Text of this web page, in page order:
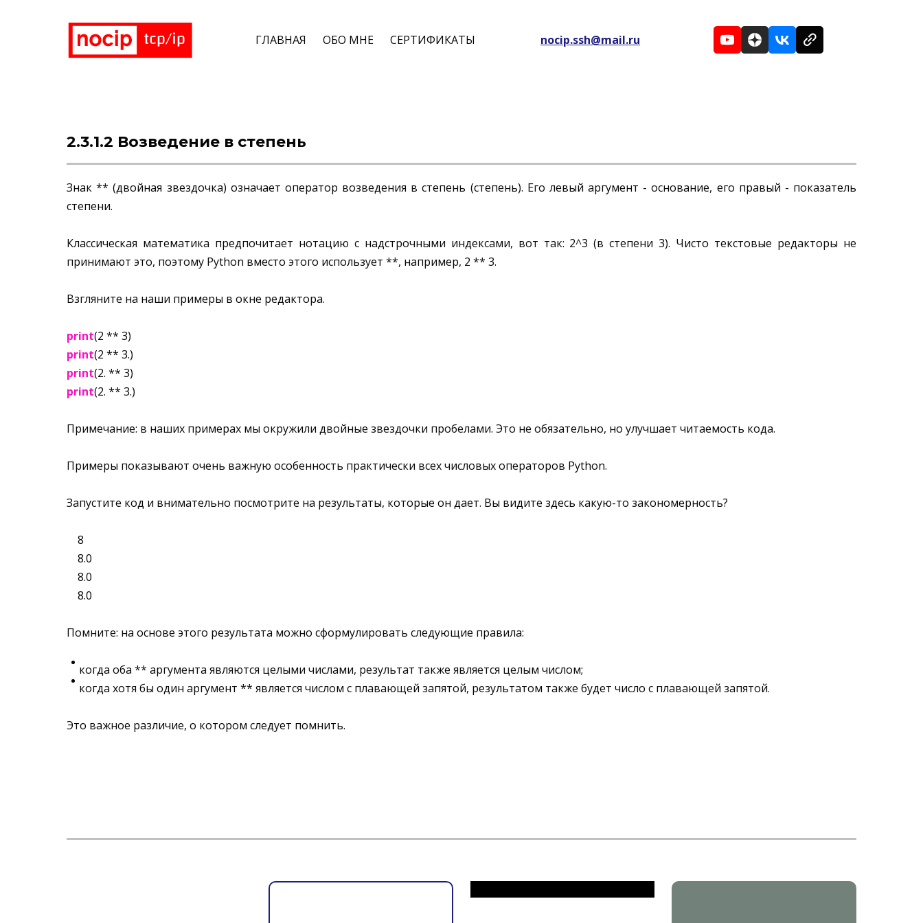
ГЛАВНАЯ ОБО МНЕ СЕРТИФИКАТЫ nocip.ssh@mail.ru
2.3.1.2 Возведение в степень
Знак ** (двойная звездочка) означает оператор возведения в степень (степень). Его левый аргумент - основание, его правый - показатель
степени.
Классическая математика предпочитает нотацию с надстрочными индексами, вот так: 2^3 (в степени 3). Чисто текстовые редакторы не
принимают это, поэтому Python вместо этого использует **, например, 2 ** 3.
Взгляните на наши примеры в окне редактора.
print(2 ** 3)
print(2 ** 3.)
print(2. ** 3)
print(2. ** 3.)
Примечание: в наших примерах мы окружили двойные звездочки пробелами. Это не обязательно, но улучшает читаемость кода.
Примеры показывают очень важную особенность практически всех числовых операторов Python.
Запустите код и внимательно посмотрите на результаты, которые он дает. Вы видите здесь какую-то закономерность?
8
8.0
8.0
8.0
Помните: на основе этого результата можно сформулировать следующие правила:
когда оба ** аргумента являются целыми числами, результат также является целым числом;
когда хотя бы один аргумент ** является числом с плавающей запятой, результатом также будет число с плавающей запятой.
Это важное различие, о котором следует помнить.